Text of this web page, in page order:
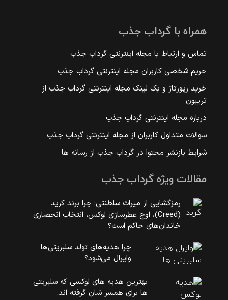
همراه با گرداب جذب
تماس و ارتباط با مجله اینترنتی گرداب جذب
حریم شخصی کاربران مجله اینترنتی گرداب جذب
خرید رپورتاژ و بک لینک مجله اینترنتی گرداب جذب از
تریبون
درباره مجله اینترنتی گرداب جذب
سوالات متداول کاربران از مجله اینترنتی گرداب جذب
شرایط بازنشر محتوا در گرداب جذب از رسانه ها
مقالات ویژه گرداب جذب
رمزگشایی از میراث سلطنتی: چرا برند کرید
(Creed)، اوج عطرسازی لوکس، انتخاب انحصاری
خاندان‌های حاکم است؟
چرا هدیه‌های تولد سلبریتی‌ها
وایرال می‌شود؟
بهترین هدیه های لوکسی که سلبریتی
ها برای همسر شان گرفته اند.